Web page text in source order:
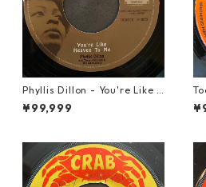
Phyllis Dillon - You're Like H
eaven To Me【7-21913】
¥99,999